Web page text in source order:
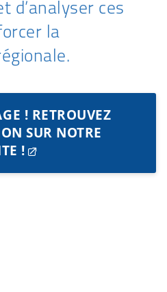
d’analyser ces
la
! RETROUVEZ
SUR NOTRE
!​​​​​​​